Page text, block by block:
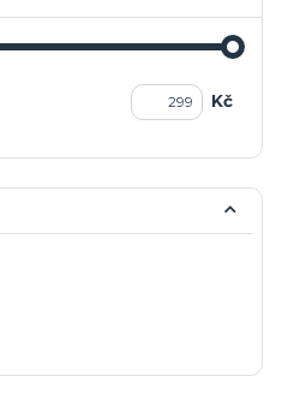
Kč